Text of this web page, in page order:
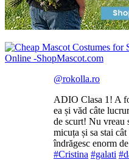
@rokolla.ro
ADIO Clasa 1! A
ea și văd câte
de scurt! Nu vreau
micuța și sa stai
îndrăgesc enorm
#Cristina #galati